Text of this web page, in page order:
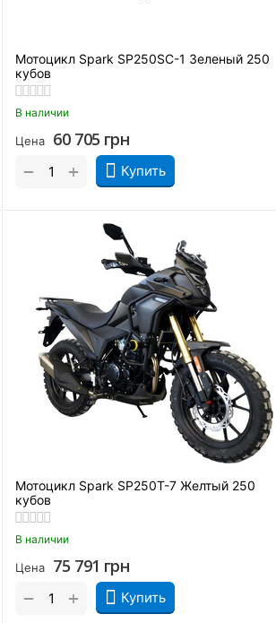
Мотоцикл Spark SP250SC-1 Зеленый 250
кубов
В наличии
Цена 60 705 грн
Купить
+
−
Мотоцикл Spark SP250T-7 Желтый 250
кубов
В наличии
Цена 75 791 грн
Купить
+
−